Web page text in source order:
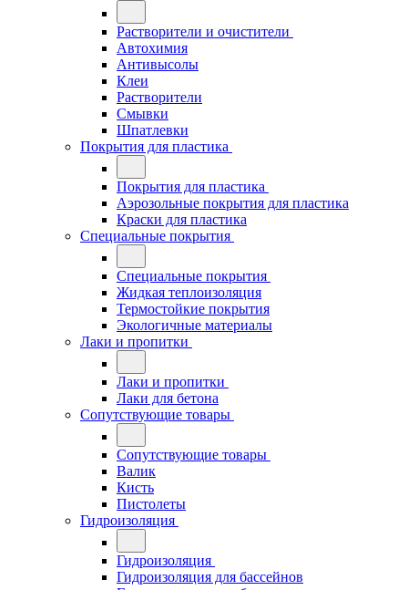
Растворители и очистители
Автохимия
Антивысолы
Клеи
Растворители
Смывки
Шпатлевки
Покрытия для пластика
Покрытия для пластика
Аэрозольные покрытия для пластика
Краски для пластика
Специальные покрытия
Специальные покрытия
Жидкая теплоизоляция
Термостойкие покрытия
Экологичные материалы
Лаки и пропитки
Лаки и пропитки
Лаки для бетона
Сопутствующие товары
Сопутствующие товары
Валик
Кисть
Пистолеты
Гидроизоляция
Гидроизоляция
Гидроизоляция для бассейнов